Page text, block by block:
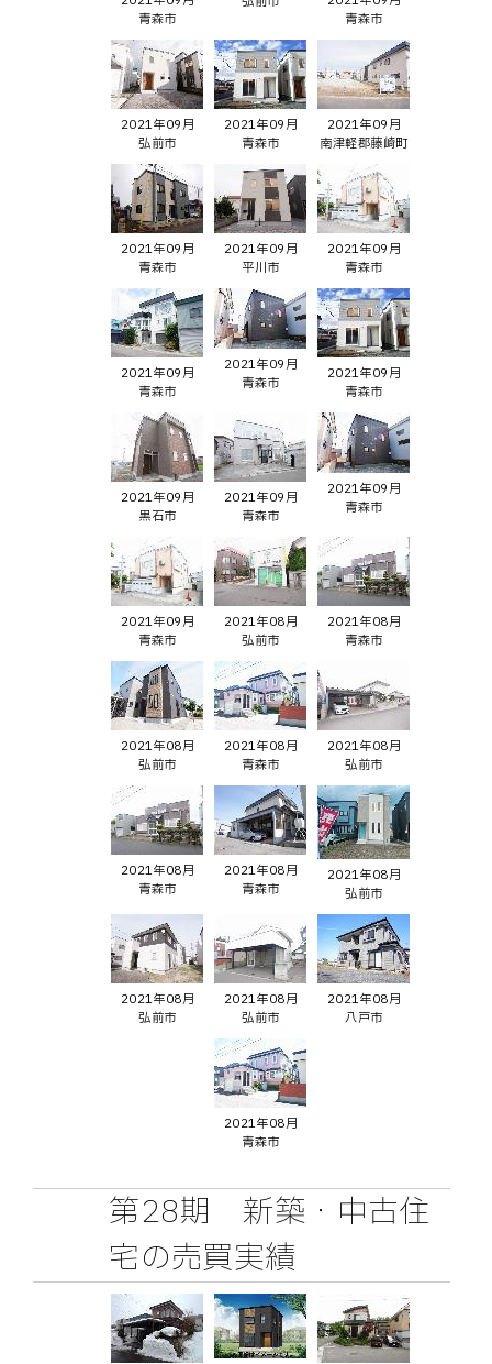
青森市
青森市
2021年09月
弘前市
2021年09月
青森市
2021年09月
南津軽郡藤崎町
2021年09月
青森市
2021年09月
平川市
2021年09月
青森市
2021年09月
青森市
2021年09月
青森市
2021年09月
青森市
2021年09月
黒石市
2021年09月
青森市
2021年09月
青森市
2021年09月
青森市
2021年08月
弘前市
2021年08月
青森市
2021年08月
弘前市
2021年08月
青森市
2021年08月
弘前市
2021年08月
青森市
2021年08月
青森市
2021年08月
弘前市
2021年08月
弘前市
2021年08月
弘前市
2021年08月
八戸市
2021年08月
青森市
第28期 新築・中古住
宅の売買実績